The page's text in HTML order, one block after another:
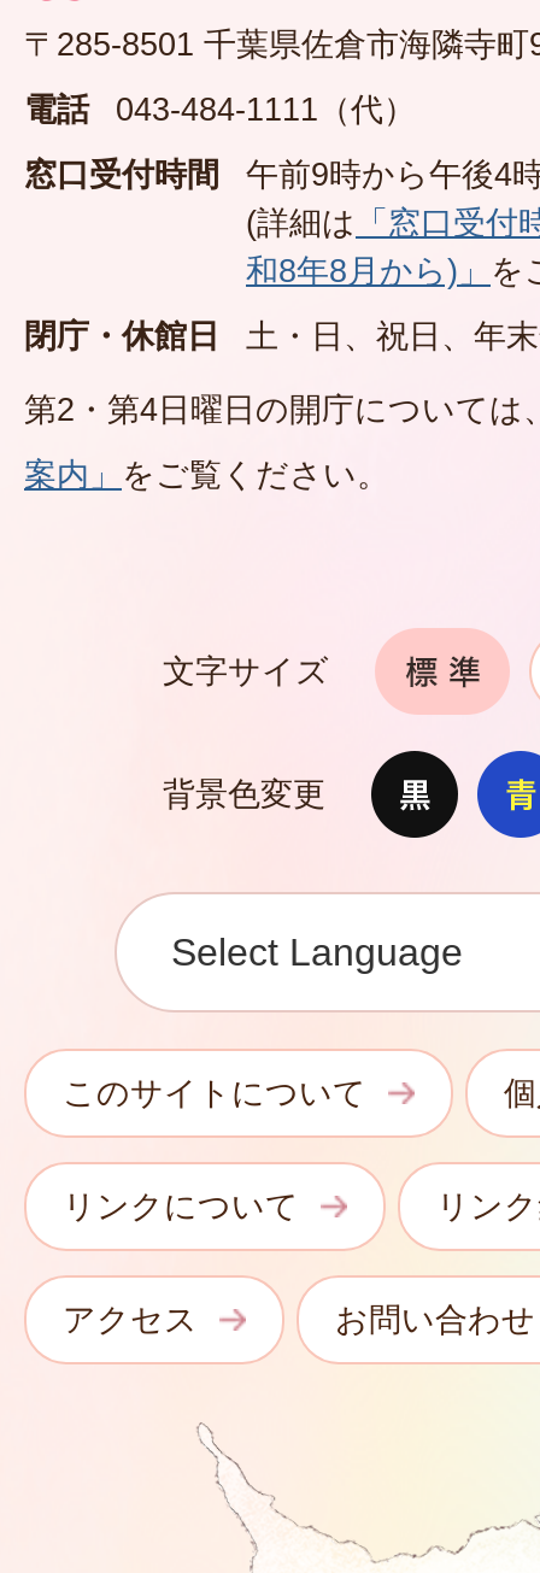
〒285-8501 千葉県佐倉市海隣寺町
電話
043-484-1111（代）
窓口受付時間
午前9時から午後4
(詳細は 「窓口受
和8年8月から)」 を
閉庁・休館日
土・日、祝日、年
第2・第4日曜日の開庁については
案内」 をご覧ください。
文字サイズ
背景色変更
このサイトについて
リンクについて リン
アクセス お問い合わせ